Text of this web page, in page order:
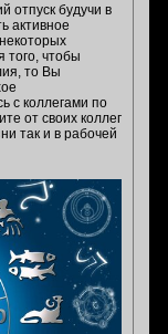
отпуск будучи в
активное
того, чтобы
то Вы
с коллегами по
от своих коллег
так и в рабочей